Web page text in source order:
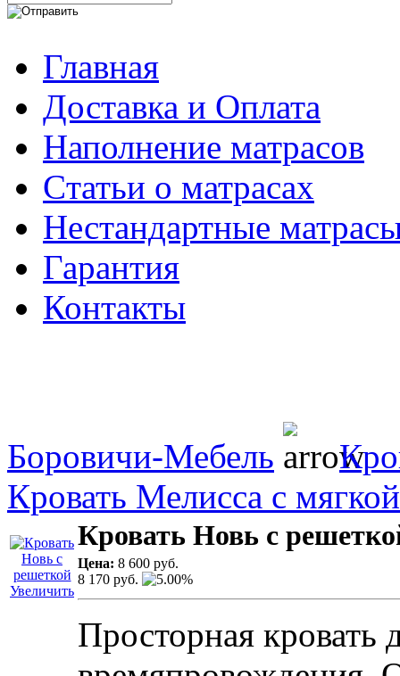
Главная
Доставка и Оплата
Наполнение матрасов
Cтатьи о матрасах
Нестандартные
Гарантия
Контакты
Боровичи-Мебель
Кровать Мелисса с
Увеличить
Кровать Новь с
Цена: 8 600 руб.
8 170 руб.
5.00%
Просторная кровать